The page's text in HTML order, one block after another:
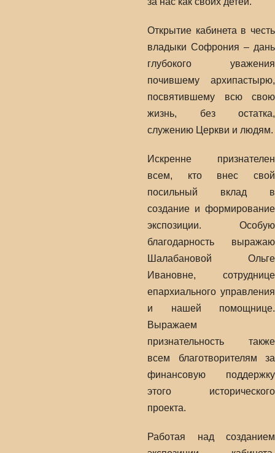
Открытие кабинета в честь
владыки Софрония – дань
глубокого уважения
почившему архипастырю,
посвятившему всю свою
жизнь, без остатка,
служению Церкви и людям.
Искренне признателен
всем, кто внес свой
посильный вклад в
создание и формирование
экспозиции. Особую
благодарность выражаю
Шалабановой Ольге
Ивановне, сотруднице
епархиального управления
и нашей помощнице.
Выражаем
признательность также
всем благотворителям за
финансовую поддержку
этого исторического
проекта.
Работая над созданием